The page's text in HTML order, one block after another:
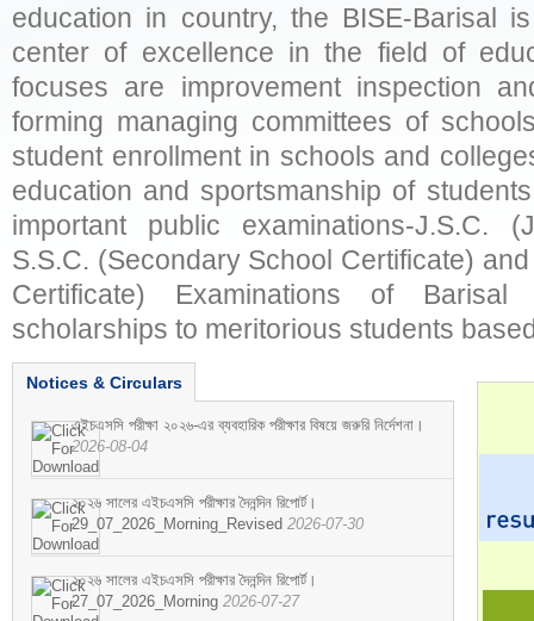
education in country, the BISE-Barisal
center of excellence in the field of
focuses are improvement inspection
forming managing committees of
student enrollment in schools and
education and sportsmanship of
important public examinations-J.S.C.
S.S.C. (Secondary School Certificate)
Certificate) Examinations of
scholarships to meritorious students
Notices & Circulars
এইচএসসি পরীক্ষা ২০২৬-এর ব্যবহারিক পরীক্ষার বিষয়ে জরুরি নির্দেশনা।
2026-08-04
২০২৬ সালের এইচএসসি পরীক্ষার দৈনন্দিন রিপোর্ট।
29_07_2026_Morning_Revised 2026-07-30
২০২৬ সালের এইচএসসি পরীক্ষার দৈনন্দিন রিপোর্ট।
27_07_2026_Morning 2026-07-27